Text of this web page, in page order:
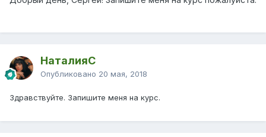
НаталияС
Опубликовано 20 мая, 2018
Здравствуйте. Запишите меня на курс.